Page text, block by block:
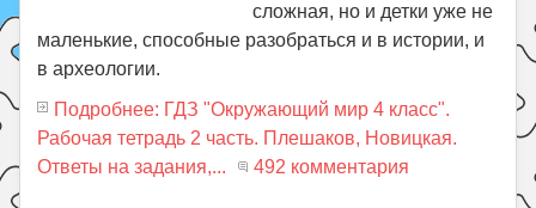
сложная, но и детки уже не
маленькие, способные разобраться и в истории, и
в археологии.
Подробнее: ГДЗ "Окружающий мир 4 класс".
Рабочая тетрадь 2 часть. Плешаков, Новицкая.
Ответы на задания,...
492 комментария